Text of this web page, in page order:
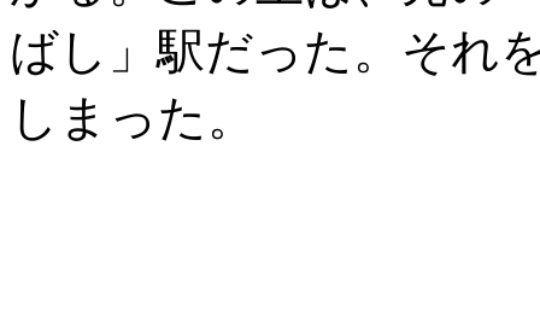
ばし」駅だった。それ
しまった。